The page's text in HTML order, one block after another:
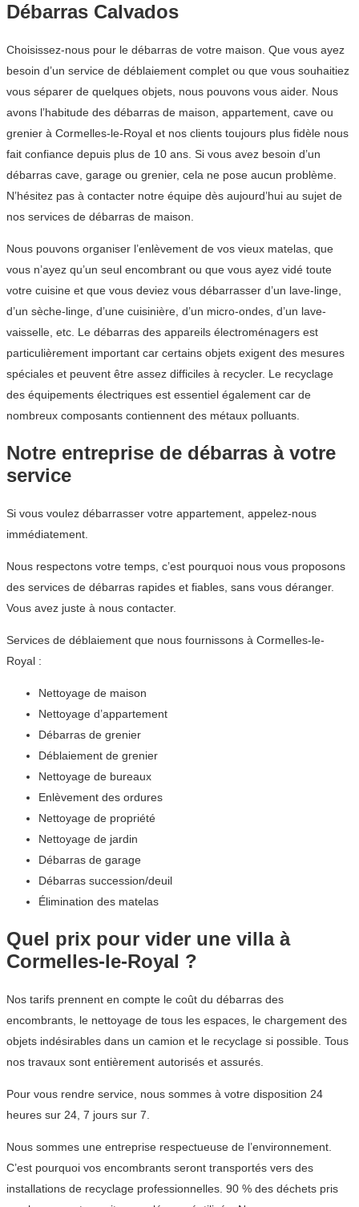
Débarras Calvados
Choisissez-nous pour le débarras de votre maison. Que vous ayez
besoin d’un service de déblaiement complet ou que vous souhaitiez
vous séparer de quelques objets, nous pouvons vous aider. Nous
avons l’habitude des débarras de maison, appartement, cave ou
grenier à Cormelles-le-Royal et nos clients toujours plus fidèle nous
fait confiance depuis plus de 10 ans. Si vous avez besoin d’un
débarras cave, garage ou grenier, cela ne pose aucun problème.
N’hésitez pas à contacter notre équipe dès aujourd’hui au sujet de
nos services de débarras de maison.
Nous pouvons organiser l’enlèvement de vos vieux matelas, que
vous n’ayez qu’un seul encombrant ou que vous ayez vidé toute
votre cuisine et que vous deviez vous débarrasser d’un lave-linge,
d’un sèche-linge, d’une cuisinière, d’un micro-ondes, d’un lave-
vaisselle, etc. Le débarras des appareils électroménagers est
particulièrement important car certains objets exigent des mesures
spéciales et peuvent être assez difficiles à recycler. Le recyclage
des équipements électriques est essentiel également car de
nombreux composants contiennent des métaux polluants.
Notre entreprise de débarras à votre
service
Si vous voulez débarrasser votre appartement, appelez-nous
immédiatement.
Nous respectons votre temps, c’est pourquoi nous vous proposons
des services de débarras rapides et fiables, sans vous déranger.
Vous avez juste à nous contacter.
Services de déblaiement que nous fournissons à Cormelles-le-
Royal :
Nettoyage de maison
Nettoyage d’appartement
Débarras de grenier
Déblaiement de grenier
Nettoyage de bureaux
Enlèvement des ordures
Nettoyage de propriété
Nettoyage de jardin
Débarras de garage
Débarras succession/deuil
Élimination des matelas
Quel prix pour vider une villa à
Cormelles-le-Royal ?
Nos tarifs prennent en compte le coût du débarras des
encombrants, le nettoyage de tous les espaces, le chargement des
objets indésirables dans un camion et le recyclage si possible. Tous
nos travaux sont entièrement autorisés et assurés.
Pour vous rendre service, nous sommes à votre disposition 24
heures sur 24, 7 jours sur 7.
Nous sommes une entreprise respectueuse de l’environnement.
C’est pourquoi vos encombrants seront transportés vers des
installations de recyclage professionnelles. 90 % des déchets pris